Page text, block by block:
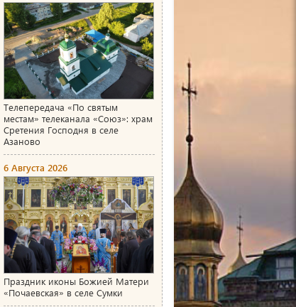
Телепередача «По святым
местам» телеканала «Союз»: храм
Сретения Господня в селе
Азаново
6 Августа 2026
Праздник иконы Божией Матери
«Почаевская» в селе Сумки